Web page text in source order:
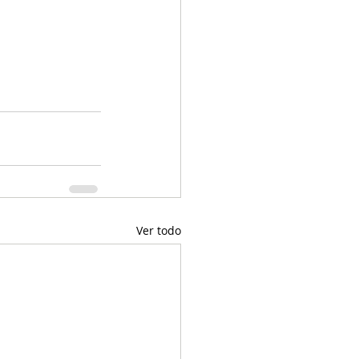
Ver todo